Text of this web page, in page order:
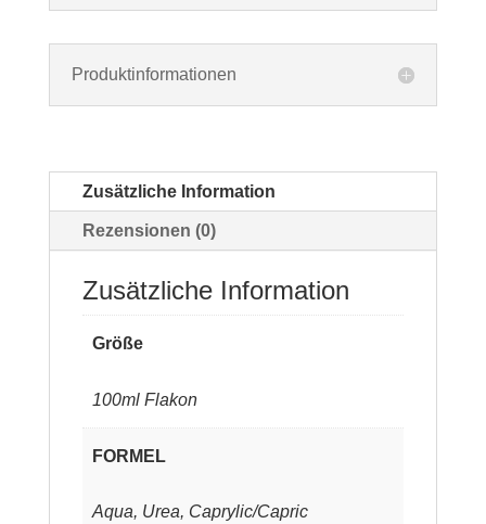
Produktinformationen
Zusätzliche Information
Rezensionen (0)
Zusätzliche Information
Größe
100ml Flakon
FORMEL
Aqua, Urea, Caprylic/Capric